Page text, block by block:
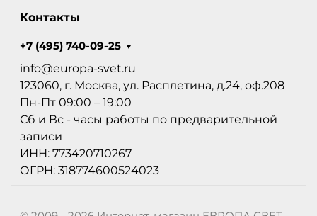
Контакты
+7 (495) 740-09-25
info@europa-svet.ru
123060, г. Москва, ул. Расплетина, д.24, оф.208
Пн-Пт 09:00 – 19:00
Сб и Вс - часы работы по предварительной
записи
ИНН: 773420710267
ОГРН: 318774600524023